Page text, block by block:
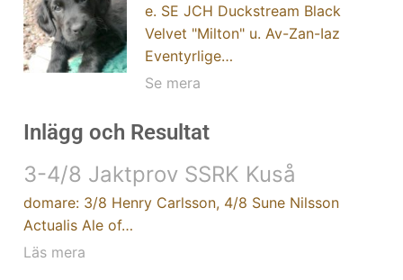
e. SE JCH Duckstream Black
Velvet "Milton" u. Av-Zan-Iaz
Eventyrlige…
Se mera
Inlägg och Resultat
3-4/8 Jaktprov SSRK Kuså
domare: 3/8 Henry Carlsson, 4/8 Sune Nilsson
Actualis Ale of…
Läs mera